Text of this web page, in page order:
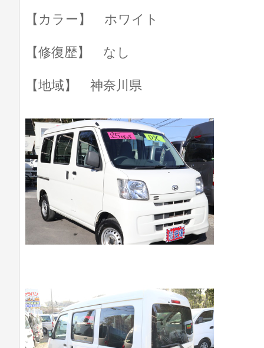
【カラー】 ホワイト
【修復歴】 なし
【地域】 神奈川県